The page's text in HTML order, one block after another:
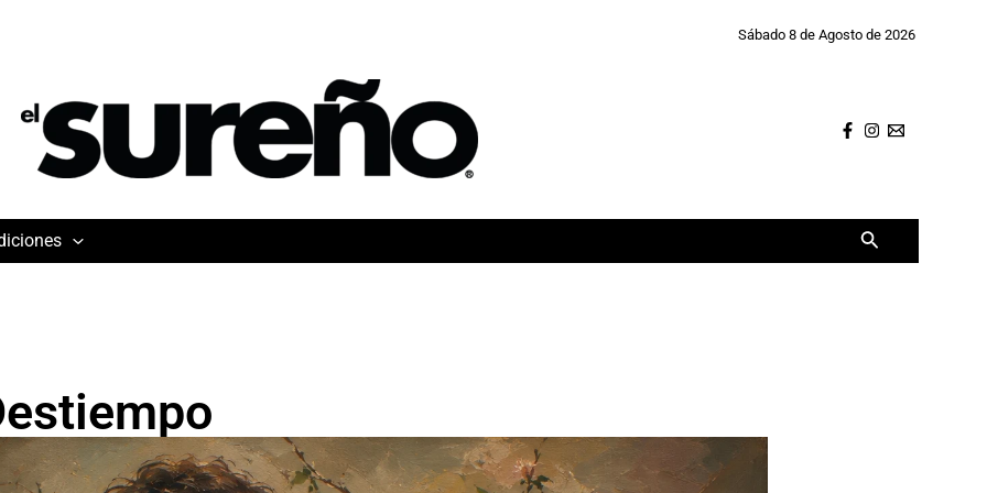
Sábado 8 de Agosto de 2026
Buscar